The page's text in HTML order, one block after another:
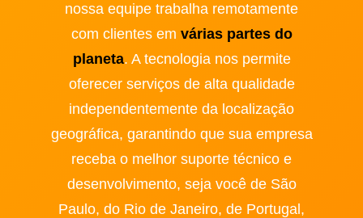
nossa equipe trabalha remotamente
com clientes em várias partes do
planeta. A tecnologia nos permite
oferecer serviços de alta qualidade
independentemente da localização
geográfica, garantindo que sua empresa
receba o melhor suporte técnico e
desenvolvimento, seja você de São
Paulo, do Rio de Janeiro, de Portugal,